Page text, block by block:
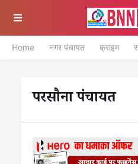
Home नगर पंचायत क्राइम
परसौना पंचायत